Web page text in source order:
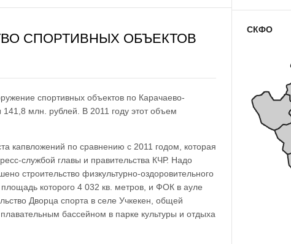
СПОРТИВНЫХ ОБЪЕКТОВ
спортивных объектов по Карачаево-
млн. рублей. В 2011 году этот объем
капвложений по сравнению с 2011 годом, которая
службой главы и правительства КЧР. Надо
строительство физкультурно-оздоровительного
которого 4 032 кв. метров, и ФОК в ауле
Дворца спорта в селе Учкекен, общей
бассейном в парке культуры и отдыха
СКФО